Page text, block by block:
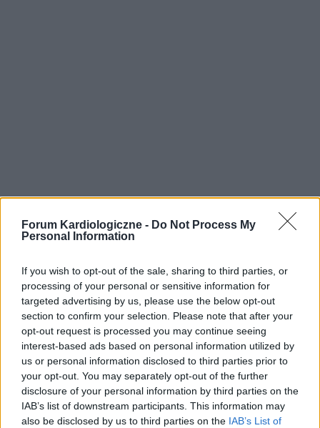
Forum Kardiologiczne - Do Not Process My
Personal Information
If you wish to opt-out of the sale, sharing to third parties, or
processing of your personal or sensitive information for
targeted advertising by us, please use the below opt-out
section to confirm your selection. Please note that after your
opt-out request is processed you may continue seeing
interest-based ads based on personal information utilized by
us or personal information disclosed to third parties prior to
your opt-out. You may separately opt-out of the further
disclosure of your personal information by third parties on the
IAB’s list of downstream participants. This information may
also be disclosed by us to third parties on the IAB’s List of